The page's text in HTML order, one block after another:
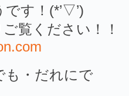
す！(*’▽’)
覧ください！！
も・だれにで